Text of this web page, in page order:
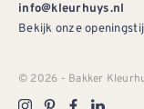
info@kleurhuys.nl
Bekijk onze
© 2026 - Bakker